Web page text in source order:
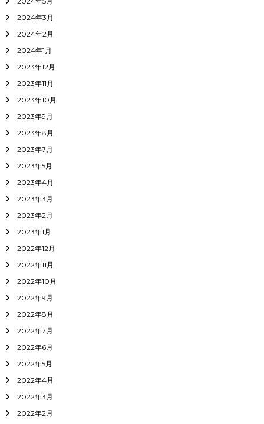
2024年3月
2024年2月
2024年1月
2023年12月
2023年11月
2023年10月
2023年9月
2023年8月
2023年7月
2023年5月
2023年4月
2023年3月
2023年2月
2023年1月
2022年12月
2022年11月
2022年10月
2022年9月
2022年8月
2022年7月
2022年6月
2022年5月
2022年4月
2022年3月
2022年2月